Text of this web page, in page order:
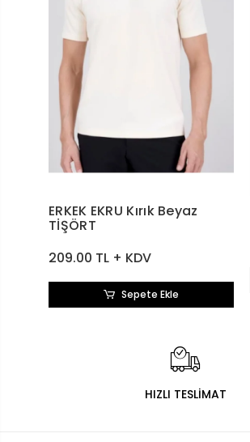
ERKEK EKRU Kırık Beyaz
TİŞÖRT
209.00 TL + KDV
Sepete Ekle
HIZLI TESLİMAT